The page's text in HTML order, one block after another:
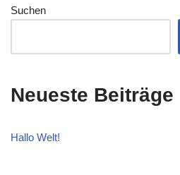
Suchen
Neueste Beiträge
Hallo Welt!